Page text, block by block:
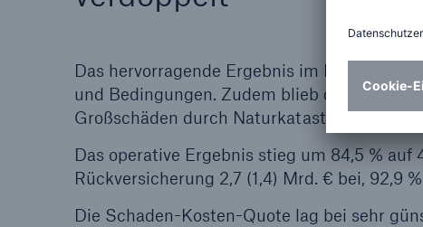
Das hervorragende Ergebnis im
und Bedingungen. Zudem blieb die
Großschäden durch Naturkatastrophen
Das operative Ergebnis stieg um 84,5 %
Rückversicherung 2,7 (1,4) Mrd. € bei, 92,9
Die Schaden-Kosten-Quote lag bei sehr